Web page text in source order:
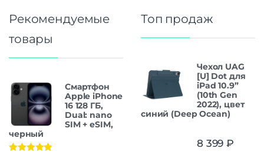
Рекомендуемые
товары
Смартфон
Apple iPhone
16 128 ГБ,
Dual: nano
SIM + eSIM,
черный
Топ продаж
Чехол UAG
[U] Dot для
iPad 10.9”
(10th Gen
2022), цвет
синий (Deep Ocean)
8 399 ₽